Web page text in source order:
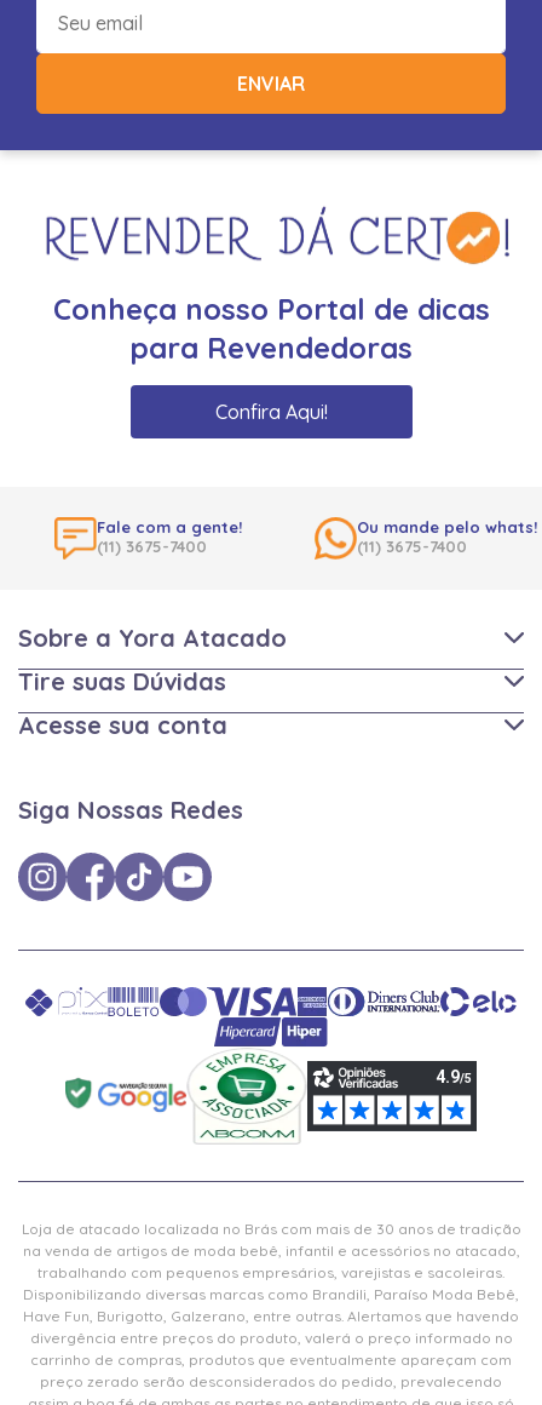
ENVIAR
Conheça nosso Portal de dicas
para Revendedoras
Confira Aqui!
Fale com a gente!
(11) 3675-7400
Ou mande pelo whats!
(11) 3675-7400
Sobre a Yora Atacado
Tire suas Dúvidas
Acesse sua conta
Siga Nossas Redes
Loja de atacado localizada no Brás com mais de 30 anos de tradição
na venda de artigos de moda bebê, infantil e acessórios no atacado,
trabalhando com pequenos empresários, varejistas e sacoleiras.
Disponibilizando diversas marcas como Brandili, Paraíso Moda Bebê,
Have Fun, Burigotto, Galzerano, entre outras. Alertamos que havendo
divergência entre preços do produto, valerá o preço informado no
carrinho de compras, produtos que eventualmente apareçam com
preço zerado serão desconsiderados do pedido, prevalecendo